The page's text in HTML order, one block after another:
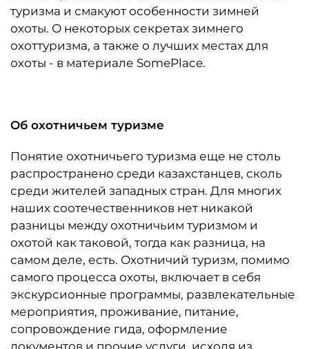
туризма и смакуют особенности зимней
охоты. О некоторых секретах зимнего
охоттуризма, а также о лучших местах для
охоты - в материале SomePlace.
Об охотничьем туризме
Понятие охотничьего туризма еще не столь
распространено среди казахстанцев, сколь
среди жителей западных стран. Для многих
наших соотечественников нет никакой
разницы между охотничьим туризмом и
охотой как таковой, тогда как разница, на
самом деле, есть. Охотничий туризм, помимо
самого процесса охоты, включает в себя
экскурсионные программы, развлекательные
мероприятия, проживание, питание,
сопровождение гида, оформление